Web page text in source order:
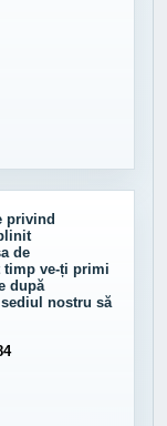
privind
de
timp ve-ți primi
după
nostru să